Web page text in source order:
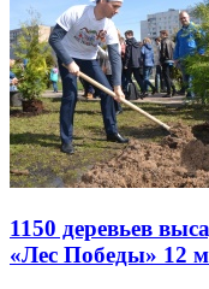
1150 деревьев
«Лес Победы» 12